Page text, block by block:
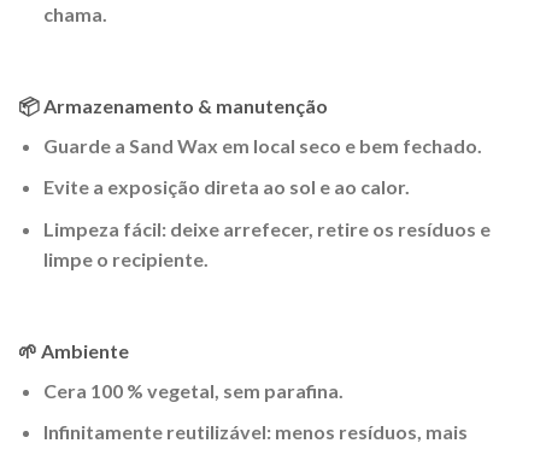
chama.
📦 Armazenamento & manutenção
Guarde a Sand Wax em local seco e bem fechado.
Evite a exposição direta ao sol e ao calor.
Limpeza fácil: deixe arrefecer, retire os resíduos e
limpe o recipiente.
🌱 Ambiente
Cera 100 % vegetal, sem parafina.
Infinitamente reutilizável: menos resíduos, mais